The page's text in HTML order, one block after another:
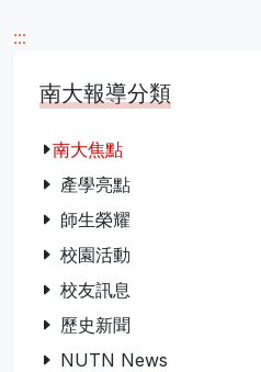
:::
南大報導分類
南大焦點
產學亮點
師生榮耀
校園活動
校友訊息
歷史新聞
NUTN News